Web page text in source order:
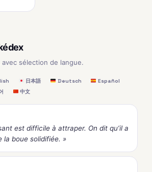
sélection de langue.
日本語 Deutsch
Español
中文
est difficile à attraper. On dit qu’il a
la boue solidifiée. »